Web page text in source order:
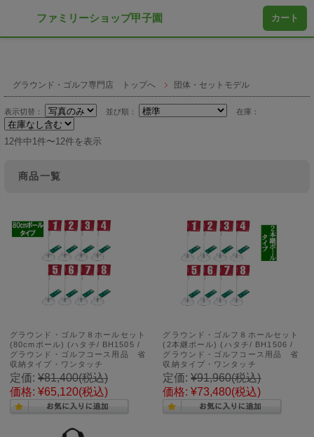
グラウンド・ゴルフ専門店 トップへ 団体・セットモデル
表示切替： 並び順： 在庫：
12件中1件〜12件を表示
商品一覧
グラウンド・ゴルフ８ホールセット
(80cmポール) (ハタチ/ BH1505 /
グラウンド・ゴルフコース用品 省
収納タイプ・ワンタッチ
定価: ¥81,400(税込)
価格: ¥65,120(税込)
グラウンド・ゴルフ８ホールセット
(2本継ポール) (ハタチ/ BH1506 /
グラウンド・ゴルフコース用品 省
収納タイプ・ワンタッチ
定価: ¥91,960(税込)
価格: ¥73,480(税込)
ファミリーショップ甲子園 カート